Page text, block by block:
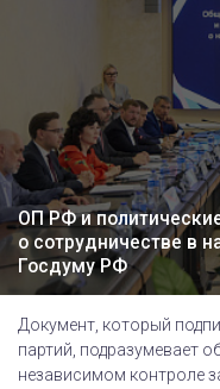
ОП РФ и
о сотрудничестве в
Госдуму РФ
Документ, который
партий, подразумевает
независимом контроле